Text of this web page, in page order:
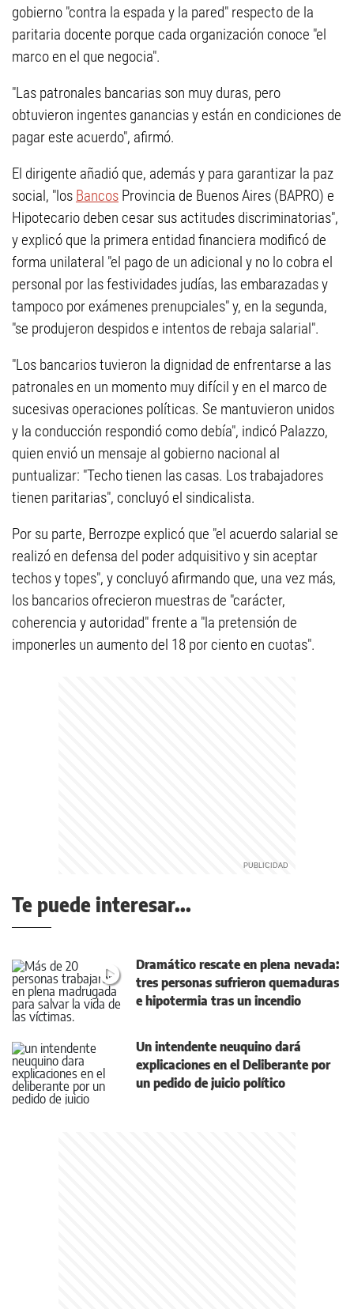
gobierno "contra la espada y la pared" respecto de la
paritaria docente porque cada organización conoce "el
marco en el que negocia".
"Las patronales bancarias son muy duras, pero
obtuvieron ingentes ganancias y están en condiciones de
pagar este acuerdo", afirmó.
El dirigente añadió que, además y para garantizar la paz
social, "los Bancos Provincia de Buenos Aires (BAPRO) e
Hipotecario deben cesar sus actitudes discriminatorias",
y explicó que la primera entidad financiera modificó de
forma unilateral "el pago de un adicional y no lo cobra el
personal por las festividades judías, las embarazadas y
tampoco por exámenes prenupciales" y, en la segunda,
"se produjeron despidos e intentos de rebaja salarial".
"Los bancarios tuvieron la dignidad de enfrentarse a las
patronales en un momento muy difícil y en el marco de
sucesivas operaciones políticas. Se mantuvieron unidos
y la conducción respondió como debía", indicó Palazzo,
quien envió un mensaje al gobierno nacional al
puntualizar: "Techo tienen las casas. Los trabajadores
tienen paritarias", concluyó el sindicalista.
Por su parte, Berrozpe explicó que "el acuerdo salarial se
realizó en defensa del poder adquisitivo y sin aceptar
techos y topes", y concluyó afirmando que, una vez más,
los bancarios ofrecieron muestras de "carácter,
coherencia y autoridad" frente a "la pretensión de
imponerles un aumento del 18 por ciento en cuotas".
Te puede interesar...
Dramático rescate en plena nevada:
tres personas sufrieron quemaduras
e hipotermia tras un incendio
Un intendente neuquino dará
explicaciones en el Deliberante por
un pedido de juicio político